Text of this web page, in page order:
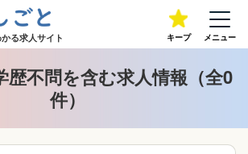
る求人サイト キープ メニュー
歴不問を含む求人情報（全0
件）